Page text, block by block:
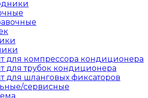
для компрессора кондиционера
для трубок кондиционера
для шланговых фиксаторов
сервисные